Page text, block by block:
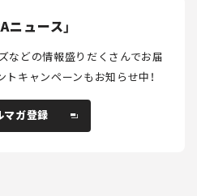
ニュース」
などの情報盛りだくさんでお届
キャンペーンもお知らせ中！
マガ登録